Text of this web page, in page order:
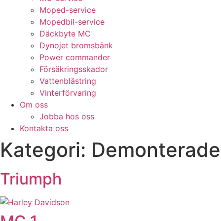
Moped-service
Mopedbil-service
Däckbyte MC
Dynojet bromsbänk
Power commander
Försäkringsskador
Vattenblästring
Vinterförvaring
Om oss
Jobba hos oss
Kontakta oss
Kategori:
Triumph